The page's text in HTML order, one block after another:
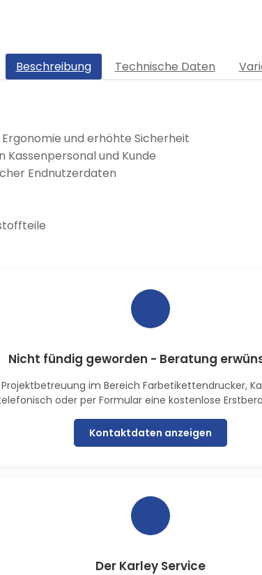
Beschreibung Technische Daten
und erhöhte Sicherheit
Kassenpersonal und Kunde
Endnutzerdaten
Nicht fündig geworden - Beratung
im Bereich Farbetikettendrucker,
oder per Formular eine kostenlose
Kontaktdaten anzeigen
Der Karley Service